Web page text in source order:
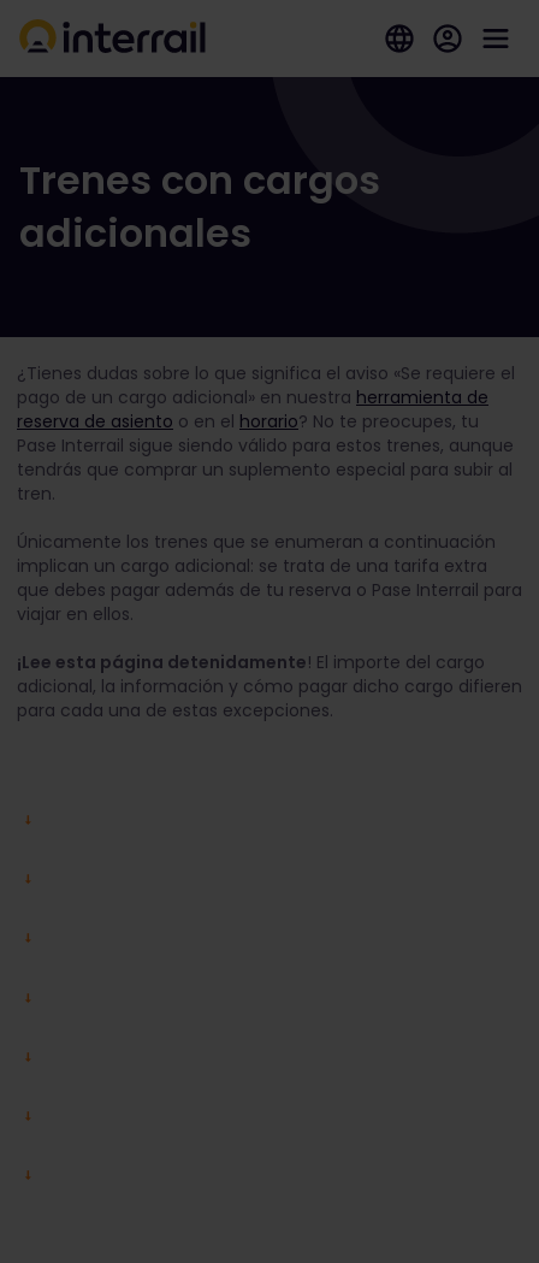
Trenes con cargos
adicionales
¿Tienes dudas sobre lo que significa el aviso «Se requiere el
pago de un cargo adicional» en nuestra herramienta de
reserva de asiento o en el horario? No te preocupes, tu
Pase Interrail sigue siendo válido para estos trenes, aunque
tendrás que comprar un suplemento especial para subir al
tren.
Únicamente los trenes que se enumeran a continuación
implican un cargo adicional: se trata de una tarifa extra
que debes pagar además de tu reserva o Pase Interrail para
viajar en ellos.
¡Lee esta página detenidamente! El importe del cargo
adicional, la información y cómo pagar dicho cargo difieren
para cada una de estas excepciones.